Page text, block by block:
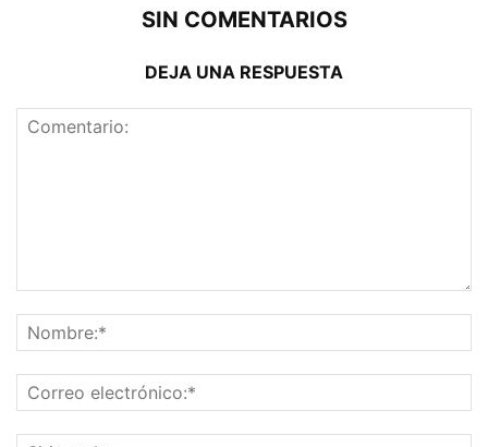
SIN COMENTARIOS
DEJA UNA RESPUESTA